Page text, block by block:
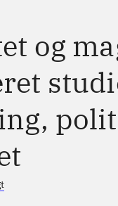
og